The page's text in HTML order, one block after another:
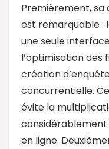
Premièrement,
est remarquable :
une seule
l’optimisation des
création
concurrentielle.
évite la
en ligne.